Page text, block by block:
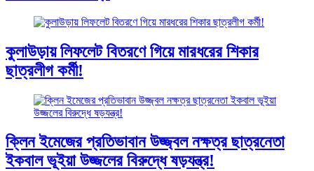
কুলাউড়ায় লিফলেট বিতরণে গিয়ে মারধরের শিকার
ছাত্রলীগ কর্মী!
ক্লিন ইমেজের প্রতিভাবান উজ্জ্বল নক্ষত্র ছাত্রনেতা
ইকবাল ভূইয়া উজ্জলের বিরুদ্ধে ষড়যন্ত্র!